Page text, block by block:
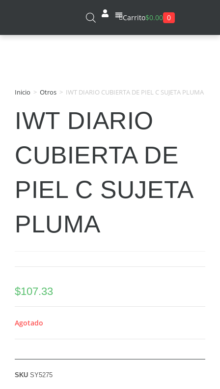
Carrito$0.00 0
Inicio > Otros > IWT DIARIO CUBIERTA DE PIEL C SUJETA PLUMA
IWT DIARIO
CUBIERTA DE
PIEL C SUJETA
PLUMA
$107.33
Agotado
SKU SY5275